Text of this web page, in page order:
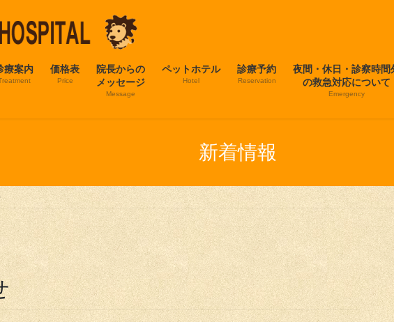
療案内 価格表
Price
院長からの
メッセージ
Message
ペットホテル
Hotel
診療予約
Reservation
夜間・休日・診察時間
の救急対応について
Emergency
新着情報